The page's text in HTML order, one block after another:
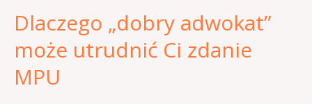
Dlaczego „dobry adwokat”
może utrudnić Ci zdanie
MPU